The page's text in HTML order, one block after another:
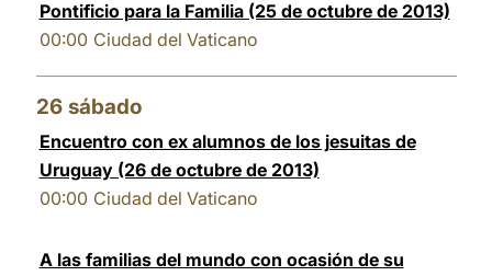
Pontificio para la Familia (25 de octubre de 2013)
00:00 Ciudad del Vaticano
26 sábado
Encuentro con ex alumnos de los jesuitas de
Uruguay (26 de octubre de 2013)
00:00 Ciudad del Vaticano
A las familias del mundo con ocasión de su